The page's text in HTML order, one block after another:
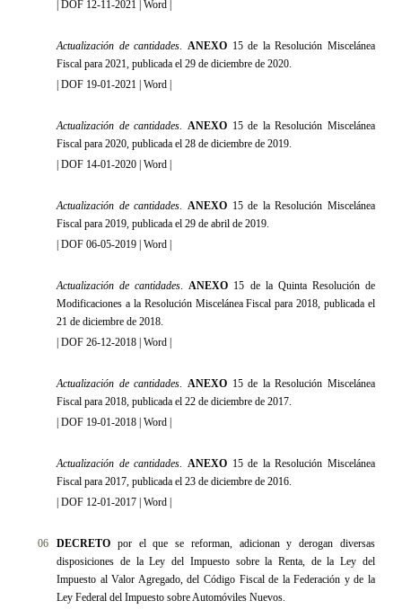
|DOF 12-11-2021 |Word
Actualización de cantidades. ANEXO15 de la Resolución Miscelánea
Fiscal para 2021, publicada el 29 de diciembre de 2020.
|DOF 19-01-2021 |Word
Actualización de cantidades. ANEXO15 de la Resolución Miscelánea
Fiscal para 2020, publicada el 28 de diciembre de 2019.
|DOF 14-01-2020 |Word
Actualización de cantidades. ANEXO15 de la Resolución Miscelánea
Fiscal para 2019, publicada el 29 de abril de 2019.
|DOF 06-05-2019 |Word
Actualización de cantidades.ANEXO 15 de la Quinta Resolución de
Modificaciones a la Resolución Miscelánea Fiscal para 2018, publicada el
21 de diciembre de 2018.
|DOF 26-12-2018 |Word
Actualización de cantidades. ANEXO15 de la Resolución Miscelánea
Fiscal para 2018, publicada el 22 de diciembre de 2017.
|DOF 19-01-2018 |Word
Actualización de cantidades. ANEXO15 de la Resolución Miscelánea
Fiscal para 2017, publicada el 23 de diciembre de 2016.
|DOF 12-01-2017 Word
06 DECRETO por el que se reforman, adicionan y derogan diversas
disposiciones de la Ley del Impuesto sobre la Renta, de la Ley del
Impuesto al Valor Agregado, del Código Fiscal de la Federación y de la
Ley Federal del Impuesto sobre Automóviles Nuevos.